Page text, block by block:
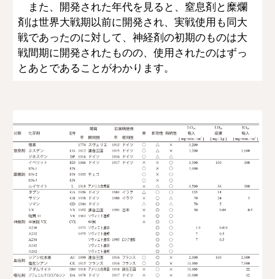
また、開発された年代を見ると、窒息剤と糜爛
剤は世界大戦期以前に開発され、実戦使用も同大
戦であったのに対して、神経剤の初期のものは大
戦間期に開発されたものの、使用されたのはずっ
とあとであることがわかります。